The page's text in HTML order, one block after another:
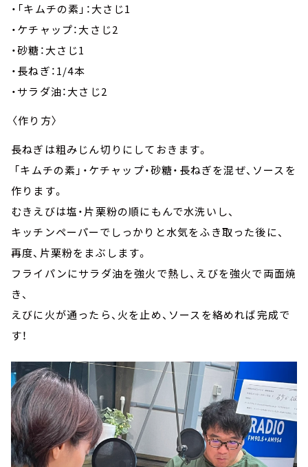
・「キムチの素」：大さじ1
・ケチャップ：大さじ2
・砂糖：大さじ1
・長ねぎ：1/4本
・サラダ油：大さじ2
〈作り方〉
長ねぎは粗みじん切りにしておきます。
「キムチの素」・ケチャップ・砂糖・長ねぎを混ぜ、ソースを
作ります。
むきえびは塩・片栗粉の順にもんで水洗いし、
キッチンペーパーでしっかりと水気をふき取った後に、
再度、片栗粉をまぶします。
フライパンにサラダ油を強火で熱し、えびを強火で両面焼
き、
えびに火が通ったら、火を止め、ソースを絡めれば完成で
す！